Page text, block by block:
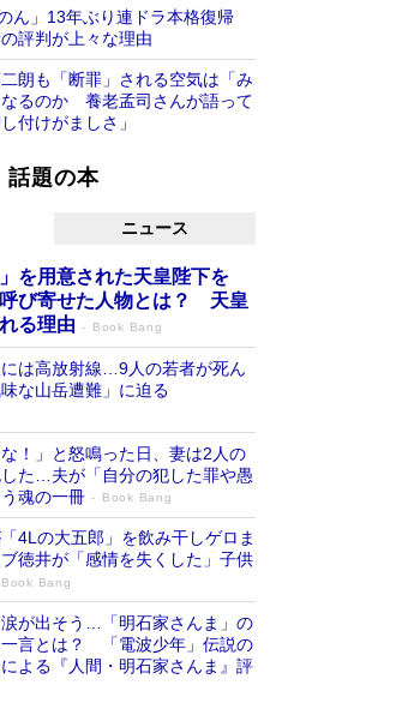
ん」13年ぶり連ドラ本格復帰
評判が上々な理由
朗も「断罪」される空気は「み
るのか 養老孟司さんが語って
付けがましさ」
話題の本
ニュース
を用意された天皇陛下を
呼び寄せた人物とは？ 天皇
る理由
Book Bang
は高放射線…9人の若者が死ん
な山岳遭難」に迫る
な！」と怒鳴った日、妻は2人の
た…夫が「自分の犯した罪や愚
魂の一冊
Book Bang
4Lの大五郎」を飲み干しゲロま
徳井が「感情を失くした」子供
Book Bang
が出そう…「明石家さんま」の
一言とは？ 「電波少年」伝説の
よる『人間・明石家さんま』評